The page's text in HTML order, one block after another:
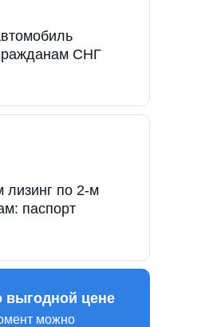
СНГ
по 2-м
паспорт
можно
выгодной цене